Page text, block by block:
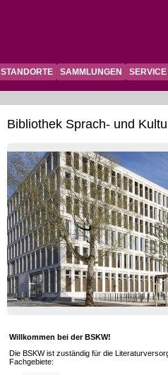
STANDORTE SAMMLUNGEN SERVICE
Bibliothek Sprach- und
Willkommen bei der BSKW!
Die BSKW ist zuständig für die
Fachgebiete: